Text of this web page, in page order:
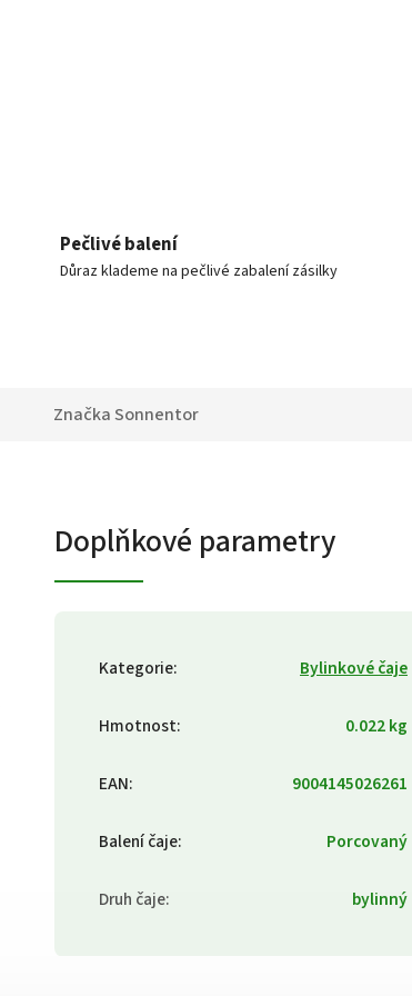
Pečlivé balení
Důraz klademe na pečlivé zabalení zásilky
ZnačkaSonnentor
Doplňkové parametry
Kategorie: Bylinkové čaje
Hmotnost: 0.022 kg
EAN: 9004145026261
Balení čaje: Porcovaný
Druh čaje: bylinný